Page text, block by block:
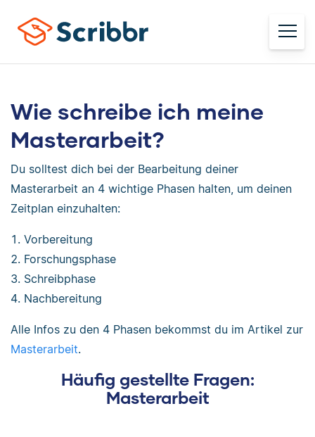
Wie schreibe ich meine
Masterarbeit?
Du solltest dich bei der Bearbeitung deiner
Masterarbeit an 4 wichtige Phasen halten, um deinen
Zeitplan einzuhalten:
Vorbereitung
Forschungsphase
Schreibphase
Nachbereitung
Alle Infos zu den 4 Phasen bekommst du im Artikel zur
Masterarbeit.
Häufig gestellte Fragen:
Masterarbeit